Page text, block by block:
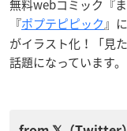
無料webコミック『
『ポプテピピック』
がイラスト化！「見
話題になっています。